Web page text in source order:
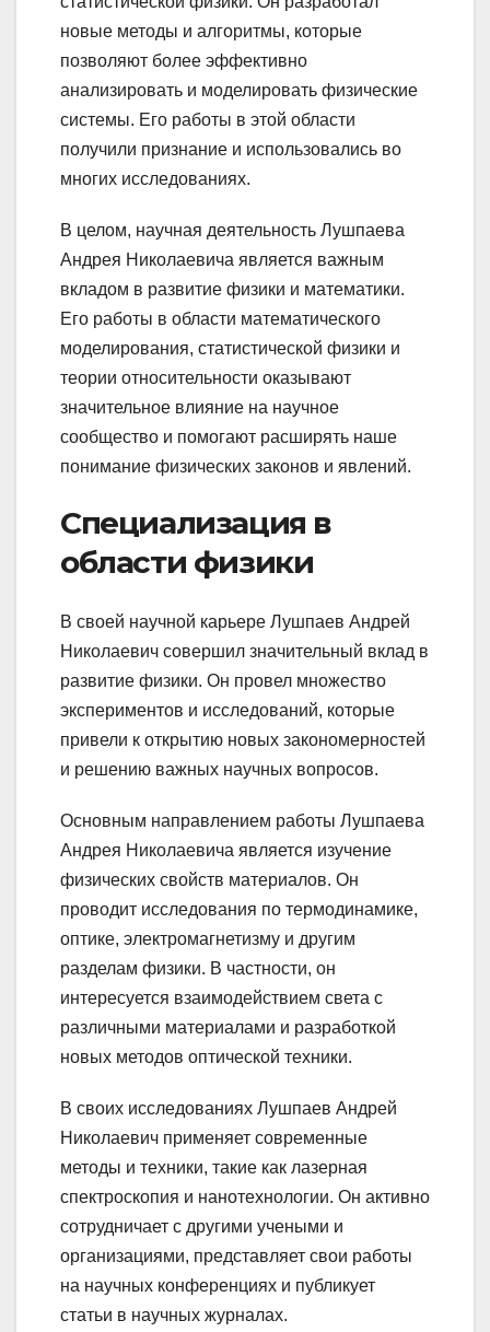
новые методы и алгоритмы, которые
позволяют более эффективно
анализировать и моделировать физические
системы. Его работы в этой области
получили признание и использовались во
многих исследованиях.
В целом, научная деятельность Лушпаева
Андрея Николаевича является важным
вкладом в развитие физики и математики.
Его работы в области математического
моделирования, статистической физики и
теории относительности оказывают
значительное влияние на научное
сообщество и помогают расширять наше
понимание физических законов и явлений.
Специализация в
области физики
В своей научной карьере Лушпаев Андрей
Николаевич совершил значительный вклад в
развитие физики. Он провел множество
экспериментов и исследований, которые
привели к открытию новых закономерностей
и решению важных научных вопросов.
Основным направлением работы Лушпаева
Андрея Николаевича является изучение
физических свойств материалов. Он
проводит исследования по термодинамике,
оптике, электромагнетизму и другим
разделам физики. В частности, он
интересуется взаимодействием света с
различными материалами и разработкой
новых методов оптической техники.
В своих исследованиях Лушпаев Андрей
Николаевич применяет современные
методы и техники, такие как лазерная
спектроскопия и нанотехнологии. Он активно
сотрудничает с другими учеными и
организациями, представляет свои работы
на научных конференциях и публикует
статьи в научных журналах.